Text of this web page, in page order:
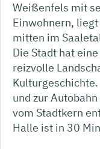
Weißenfels mit
Einwohnern,
mitten im
Die Stadt hat
reizvolle
und zur
vom Stadtkern
Halle ist in 30